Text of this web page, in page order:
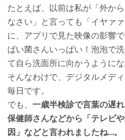
たとえば、以前は私が「外か
なさい」と言っても「イヤァ
に、アプリで見た映像の影響
ばい菌さんいっぱい！泡泡で
て自ら洗面所に向かうように
そんなわけで、デジタルメデ
毎日です。
でも、 一歳半検診で言葉の遅
保健師さんなどから「テレビ
因」などと言われましたね…。